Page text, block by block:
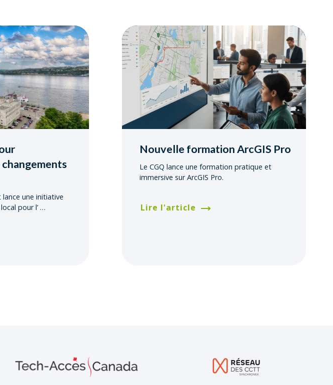
une initiative
pour l’…
Nouvelle formation ArcGIS Pro
Le CGQ lance une formation pratique et
immersive sur ArcGIS Pro.
Lire l'article